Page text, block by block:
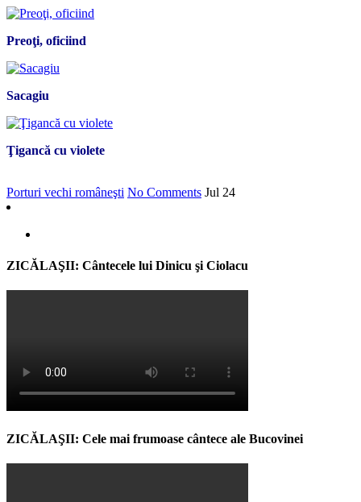
Preoţi, oficiind
Sacagiu
Ţigancă cu violete
Porturi vechi româneşti No Comments Jul 24
ZICĂLAŞII: Cântecele lui Dinicu şi Ciolacu
ZICĂLAŞII: Cele mai frumoase cântece ale Bucovinei